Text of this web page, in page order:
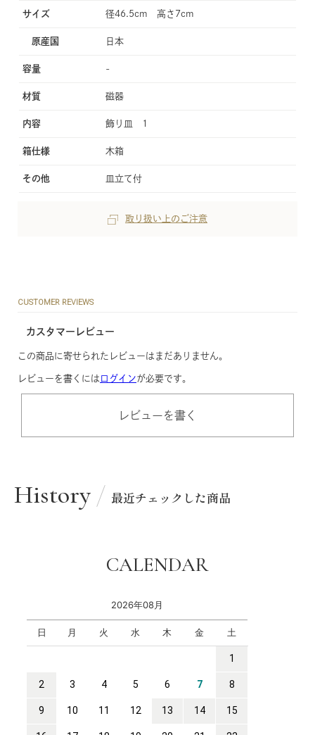
サイズ 径46.5cm 高さ7cm
原産国 日本
容量 -
材質 磁器
内容 飾り皿 1
箱仕様 木箱
その他 皿立て付
取り扱い上のご注意
CUSTOMER REVIEWS
カスタマーレビュー
この商品に寄せられたレビューはまだありません。
レビューを書くには ログインが必要です。
レビューを書く
History 最近チェックした商品
CALENDAR